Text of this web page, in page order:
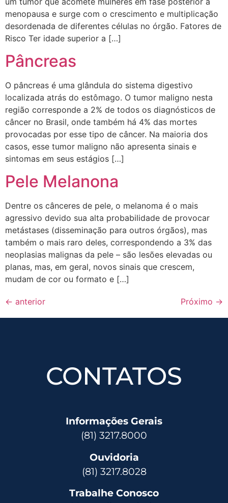
menopausa e surge com o crescimento e multiplicação
desordenada de diferentes células no órgão. Fatores de
Risco​ Ter idade superior a […]
Pâncreas
O pâncreas é uma glândula do sistema digestivo
localizada atrás do estômago. O tumor maligno nesta
região corresponde a 2% de todos os diagnósticos de
câncer no Brasil, onde também há 4% das mortes
provocadas por esse tipo de câncer. Na maioria dos
casos, esse tumor maligno não apresenta sinais e
sintomas em seus estágios […]
Pele Melanona
Dentre os cânceres de pele, o melanoma é o mais
agressivo devido sua alta probabilidade de provocar
metástases (disseminação para outros órgãos), mas
também o mais raro deles, correspondendo a 3% das
neoplasias malignas da pele – são lesões elevadas ou
planas, mas, em geral, novos sinais que crescem,
mudam de cor ou formato e […]
← anterior Próximo →
CONTATOS
Informações Gerais
(81) 3217.8000
Ouvidoria
(81) 3217.8028
Trabalhe Conosco